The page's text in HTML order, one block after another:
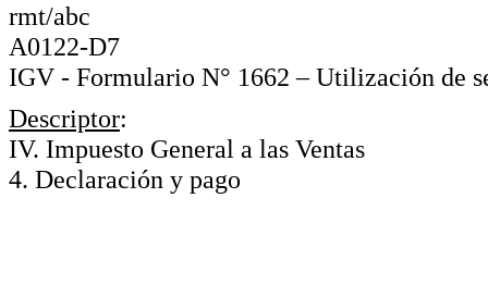
rmt/abc
A0122-D7
IGV - Formulario N° 1662 – Utilización de
Descriptor:
IV. Impuesto General a las Ventas
4. Declaración y pago